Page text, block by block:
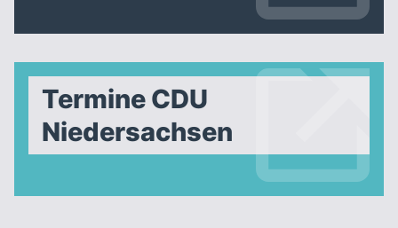
Termine CDU
Niedersachsen